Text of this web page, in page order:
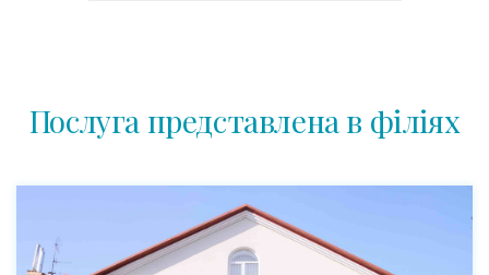
Послуга представлена в філіях